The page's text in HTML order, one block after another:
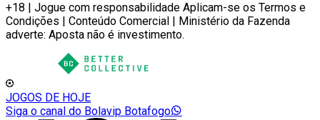
+18 | Jogue com responsabilidade Aplicam-se os Termos e
Condições | Conteúdo Comercial | Ministério da Fazenda
adverte: Aposta não é investimento.
JOGOS DE HOJE
Siga o canal do Bolavip Botafogo